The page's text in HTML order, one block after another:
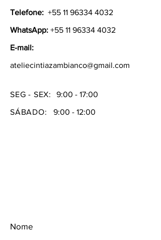
Telefone: +55 11 96334 4032
WhatsApp: +55 11 96334 4032
E-mail:
ateliecintiazambianco@gmail.com
SEG - SEX: 9:00 - 17:00
SÁBADO: 9:00 - 12:00
Nome